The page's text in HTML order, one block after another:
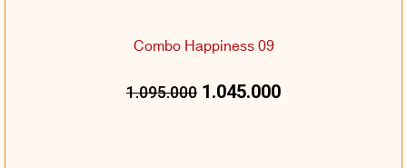
Combo Happiness 09
1.095.000 1.045.000